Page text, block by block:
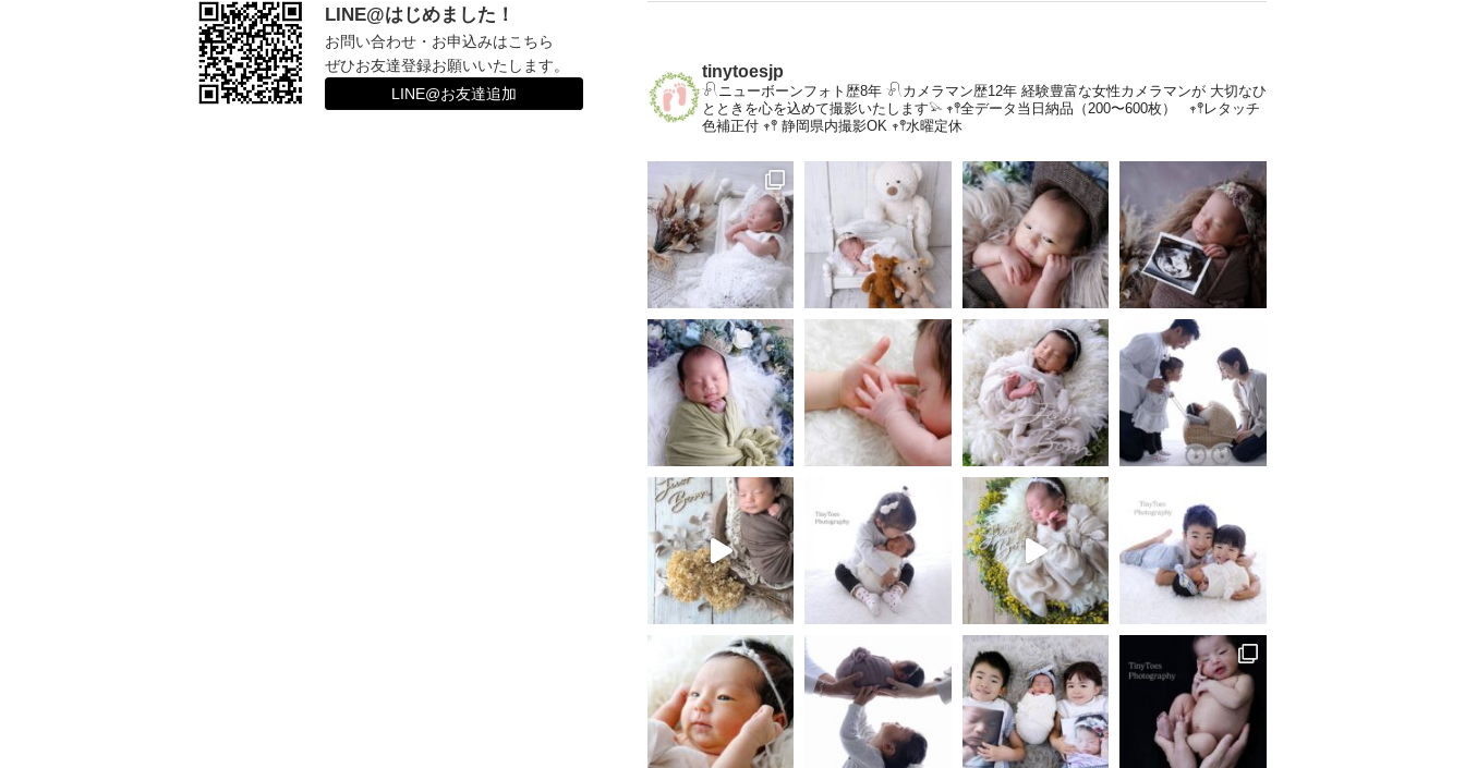
LINE@はじめました！
お問い合わせ・お申込みはこちら
ぜひお友達登録お願いいたします。
LINE@お友達追加
tinytoesjp
𓍯ニューボーンフォト歴8年𓍯カメラマン歴12年経験豊富な女性カメラマンが大切なひ
とときを心を込めて撮影いたします𓅫𖥧𖤣全データ当日納品（200〜600枚）
𖥧𖤣レタッチ
色補正付𖥧𖤣 静岡県内撮影OK𖥧𖤣水曜定休